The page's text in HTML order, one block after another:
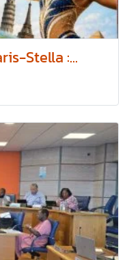
Stella :...